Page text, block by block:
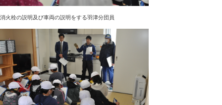
消火栓の説明及び車両の説明をする羽津分団員